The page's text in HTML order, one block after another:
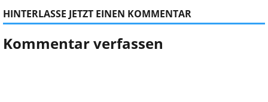
HINTERLASSE JETZT EINEN KOMMENTAR
Kommentar verfassen